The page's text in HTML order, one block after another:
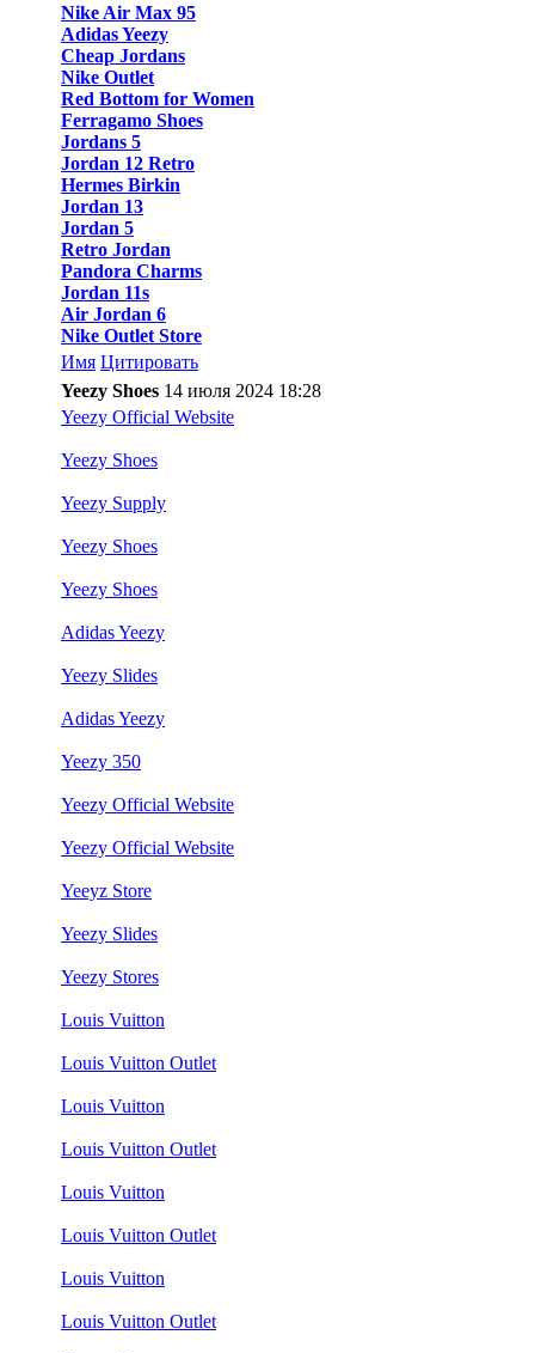
Nike Air Max 95
Adidas Yeezy
Cheap Jordans
Nike Outlet
Red Bottom for Women
Ferragamo Shoes
Jordans 5
Jordan 12 Retro
Hermes Birkin
Jordan 13
Jordan 5
Retro Jordan
Pandora Charms
Jordan 11s
Air Jordan 6
Nike Outlet Store
Имя Цитировать
Yeezy Shoes 14 июля 2024 18:28
Yeezy Official Website
Yeezy Shoes
Yeezy Supply
Yeezy Shoes
Yeezy Shoes
Adidas Yeezy
Yeezy Slides
Adidas Yeezy
Yeezy 350
Yeezy Official Website
Yeezy Official Website
Yeeyz Store
Yeezy Slides
Yeezy Stores
Louis Vuitton
Louis Vuitton Outlet
Louis Vuitton
Louis Vuitton Outlet
Louis Vuitton
Louis Vuitton Outlet
Louis Vuitton
Louis Vuitton Outlet